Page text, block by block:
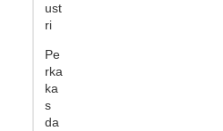
ust
ri
Pe
rka
ka
s
da